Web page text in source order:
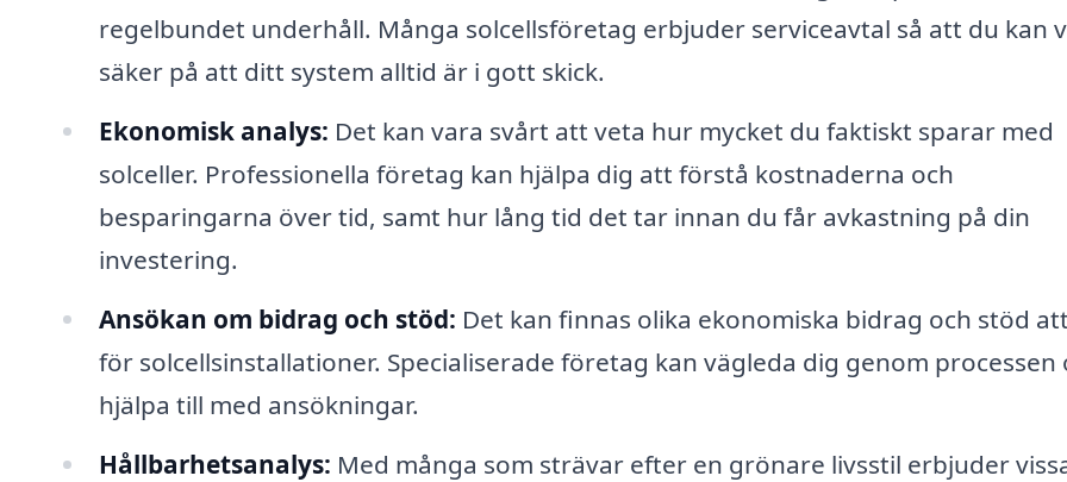
regelbundet underhåll. Många solcellsföretag erbjuder serviceavtal så att du kan
säker på att ditt system alltid är i gott skick.
Ekonomisk analys: Det kan vara svårt att veta hur mycket du faktiskt sparar med
solceller. Professionella företag kan hjälpa dig att förstå kostnaderna och
besparingarna över tid, samt hur lång tid det tar innan du får avkastning på din
investering.
Ansökan om bidrag och stöd: Det kan finnas olika ekonomiska bidrag och stöd
för solcellsinstallationer. Specialiserade företag kan vägleda dig genom processen
hjälpa till med ansökningar.
Hållbarhetsanalys: Med många som strävar efter en grönare livsstil erbjuder